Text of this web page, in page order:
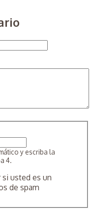
y escriba la
4.
si usted es un
de spam